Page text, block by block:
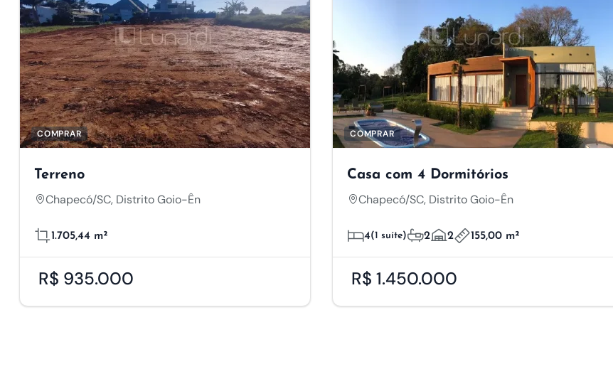
COMPRAR
Terreno
Chapecó/SC, Distrito Goio-Ên
1.705,44 m²
R$ 935.000
COMPRAR
Casa com 4 Dormitórios
Chapecó/SC, Distrito Goio-Ên
4(1 suíte) 2 2 155,00 m²
R$ 1.450.000